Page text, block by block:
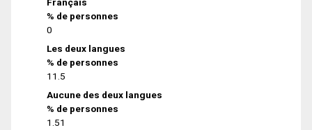
Français
% de personnes
0
Les deux langues
% de personnes
11.5
Aucune des deux langues
% de personnes
1.51